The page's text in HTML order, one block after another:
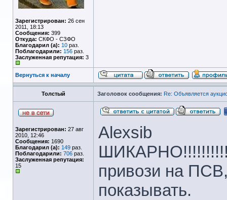
Зарегистрирован: 26 сен
2011, 18:13
Сообщения: 399
Откуда: СКФО - СЗФО
Благодарил (а): 10 раз.
Поблагодарили: 156 раз.
Заслуженная репутация: 3
Вернуться к началу
Толстый Заголовок сообщения: Re: Объявляется
Зарегистрирован: 27 авг
2010, 12:46
Сообщения: 1690
Благодарил (а): 149 раз.
Поблагодарили: 706 раз.
Заслуженная репутация:
15
Alexsib
привози на
показывать.